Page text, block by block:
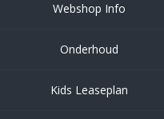
Webshop Info
Onderhoud
Kids Leaseplan